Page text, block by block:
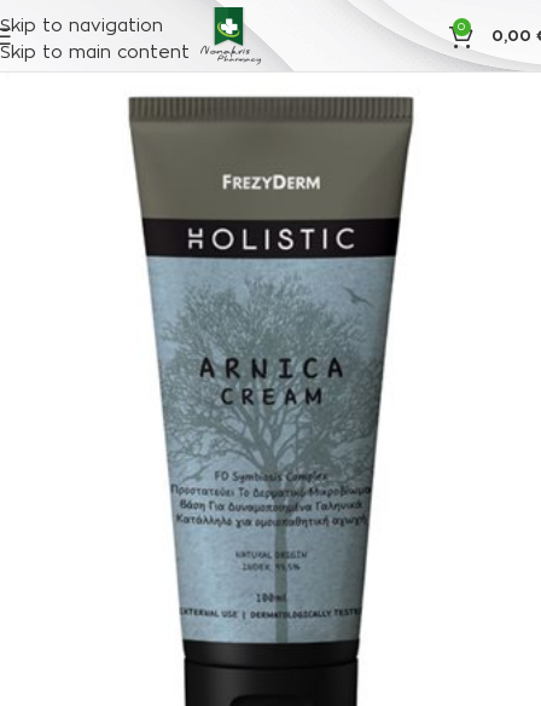
Skip to navigation
Skip to main content
0
0,00